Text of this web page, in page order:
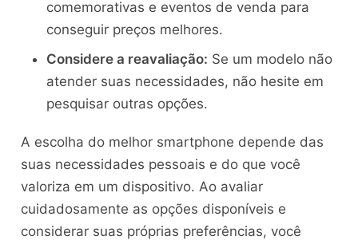
comemorativas e eventos de venda para
conseguir preços melhores.
Considere a reavaliação: Se um modelo não
atender suas necessidades, não hesite em
pesquisar outras opções.
A escolha do melhor smartphone depende das
suas necessidades pessoais e do que você
valoriza em um dispositivo. Ao avaliar
cuidadosamente as opções disponíveis e
considerar suas próprias preferências, você